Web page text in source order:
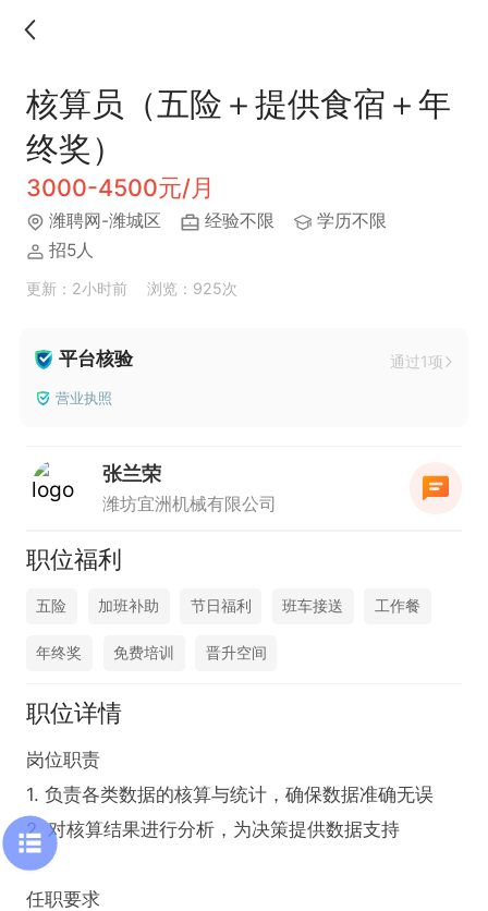
核算员（五险＋提供食宿＋年
终奖）
3000-4500元/月
潍聘网-潍城区 经验不限
学历不限
招5人
更新：2小时前 浏览：925次
平台核验 通过1项
营业执照
张兰荣
潍坊宜洲机械有限公司
职位福利
五险 加班补助 节日福利 班车接送 工作餐
年终奖 免费培训 晋升空间
职位详情
岗位职责
1. 负责各类数据的核算与统计，确保数据准确无误
2. 对核算结果进行分析，为决策提供数据支持
任职要求